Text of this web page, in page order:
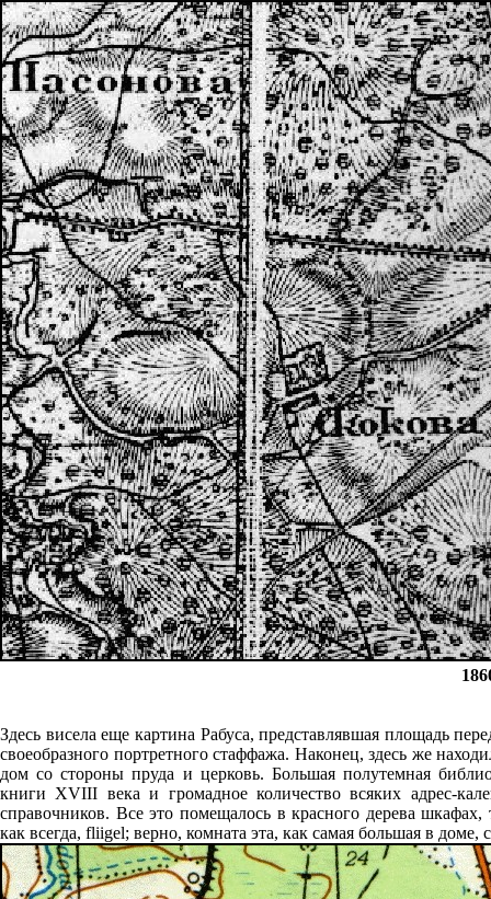
Здесь висела еще картина Рабуса, представлявшая площадь
своеобразного портретного стаффажа. Наконец, здесь же
дом со стороны пруда и церковь. Большая полутемная
книги XVIII века и громадное количество всяких адрес-
справочников. Все это помещалось в красного дерева
как всегда, fliigel; верно, комната эта, как самая большая в